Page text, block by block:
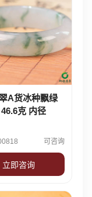
A货冰种飘绿
克 内径
可咨询
立即咨询